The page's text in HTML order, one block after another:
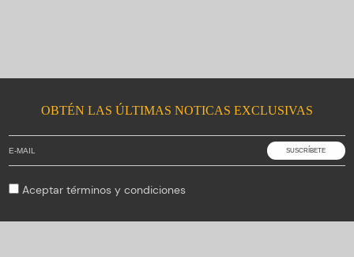
OBTÉN LAS ÚLTIMAS NOTICAS EXCLUSIVAS
Aceptartérminos y condiciones